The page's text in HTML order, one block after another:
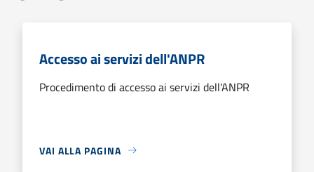
Accesso ai servizi dell'ANPR
Procedimento di accesso ai servizi dell'ANPR
VAI ALLA PAGINA